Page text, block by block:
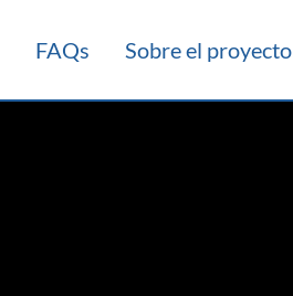
FAQs Sobre el proyecto